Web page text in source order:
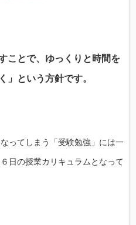
ことで、ゆっくりと時間を
」という方針です。
ってしまう「受験勉強」には一
日の授業カリキュラムとなって